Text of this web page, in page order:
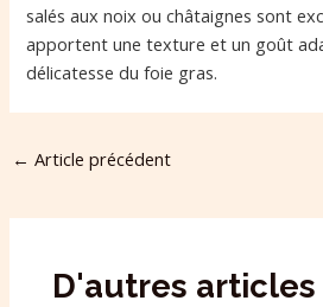
salés aux noix ou châtaignes sont
apportent une texture et un goût
délicatesse du foie gras.
← Article précédent
D'autres articles